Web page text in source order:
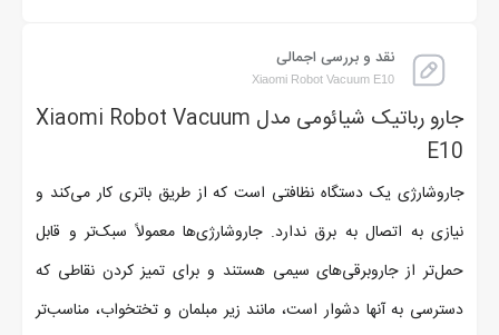
نقد و بررسی اجمالی
Xiaomi Robot Vacuum E10
جارو رباتیک شیائومی مدل Xiaomi Robot Vacuum
E10
جاروشارژی یک دستگاه نظافتی است که از طریق باتری کار می‌کند و
نیازی به اتصال به برق ندارد. جاروشارژی‌ها معمولاً سبک‌تر و قابل
حمل‌تر از جاروبرقی‌های سیمی هستند و برای تمیز کردن نقاطی که
دسترسی به آنها دشوار است، مانند زیر مبلمان و تختخواب، مناسب‌تر